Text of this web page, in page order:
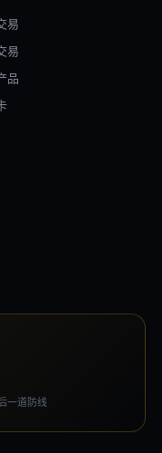
易
易
品
一道防线